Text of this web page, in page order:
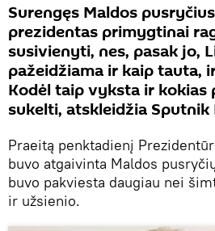
Surengęs Maldos
prezidentas primygtinai
susivienyti, nes, pasak jo,
pažeidžiama ir kaip tauta,
Kodėl taip vyksta ir kokias
sukelti, atskleidžia
Praeitą penktadienį
buvo atgaivinta Maldos
buvo pakviesta daugiau nei
ir užsienio.